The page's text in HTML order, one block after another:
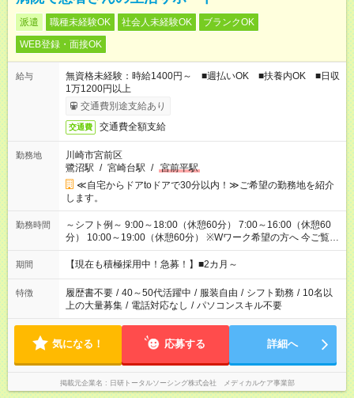
派遣 職種未経験OK 社会人未経験OK
ブランクOK
WEB登録・面接OK
給与
無資格未経験：時給1400円～ ■週払いOK ■扶養内OK ■日収
1万1200円以上
交通費別途支給あり
交通費 交通費全額支給
勤務地
川崎市宮前区
鷺沼駅 / 宮崎台駅 / 宮前平駅
≪自宅からドアtoドアで30分以内！≫ご希望の勤務地を紹介
します。
勤務時間
～シフト例～ 9:00～18:00（休憩60分） 7:00～16:00（休憩60
分） 10:00～19:00（休憩60分） ※Wワーク希望の方へ 今ご覧の
お仕事で希望する勤務時間と、もう1つのお仕事の勤務時間の合
計が 週40時間を超えなければOKです。
期間 【現在も積極採用中！急募！】■2カ月～
特徴 履歴書不要 / 40～50代活躍中 / 服装自由 / シフト勤務 / 10名以
上の大量募集 / 電話対応なし / パソコンスキル不要
気になる！ 応募する 詳細へ
掲載元企業名 日研トータルソーシング株式会社 メディカルケア事業部